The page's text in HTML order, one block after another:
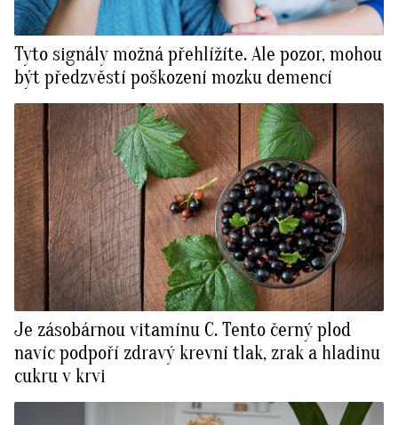
Tyto signály možná přehlížíte. Ale pozor, mohou
být předzvěstí poškození mozku demencí
Je zásobárnou vitamínu C. Tento černý plod
navíc podpoří zdravý krevní tlak, zrak a hladinu
cukru v krvi